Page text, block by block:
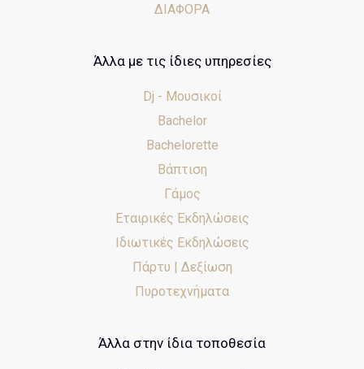
ΔΙΑΦΟΡΑ
Άλλα με τις ίδιες υπηρεσίες
Dj - Μουσικοί
Bachelor
Bachelorette
Βάπτιση
Γάμος
Εταιρικές Εκδηλώσεις
Ιδιωτικές Εκδηλώσεις
Πάρτυ | Δεξίωση
Πυροτεχνήματα
Άλλα στην ίδια τοποθεσία